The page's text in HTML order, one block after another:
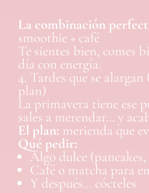
La combinación
smoothie + café
Te sientes bien, comes
día con energía.
4. Tardes que se
plan)
La primavera tiene ese
sales a merendar… y
El plan: merienda que
Qué pedir:
Algo dulce
Café o matcha para
Y después… cócteles